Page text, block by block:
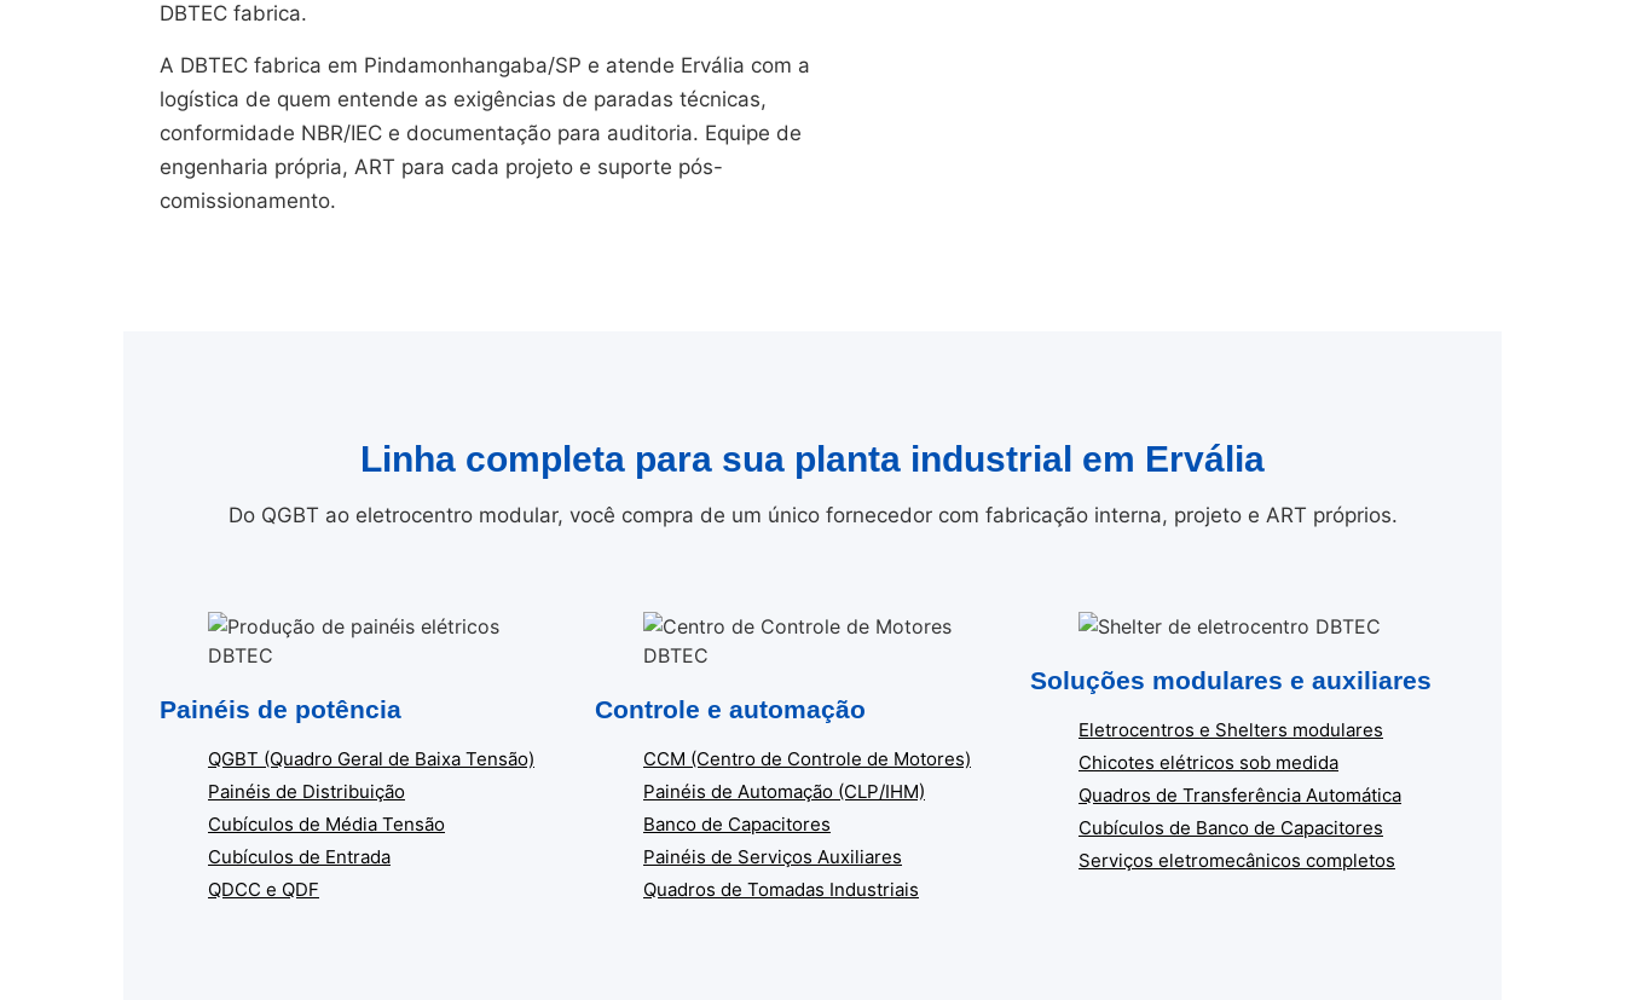
DBTEC fabrica.
A DBTEC fabrica em Pindamonhangaba/SP e atende Ervália com a
logística de quem entende as exigências de paradas técnicas,
conformidade NBR/IEC e documentação para auditoria. Equipe de
engenharia própria, ART para cada projeto e suporte pós-
comissionamento.
Linha completa para sua planta industrial em Ervália
Do QGBT ao eletrocentro modular, você compra de um único fornecedor com fabricação interna, projeto e ART próprios.
Painéis de potência
QGBT (Quadro Geral de Baixa Tensão)
Painéis de Distribuição
Cubículos de Média Tensão
Cubículos de Entrada
QDCC e QDF
Controle e automação
CCM (Centro de Controle de Motores)
Painéis de Automação (CLP/IHM)
Banco de Capacitores
Painéis de Serviços Auxiliares
Quadros de Tomadas Industriais
Soluções modulares e auxiliares
Eletrocentros e Shelters modulares
Chicotes elétricos sob medida
Quadros de Transferência Automática
Cubículos de Banco de Capacitores
Serviços eletromecânicos completos